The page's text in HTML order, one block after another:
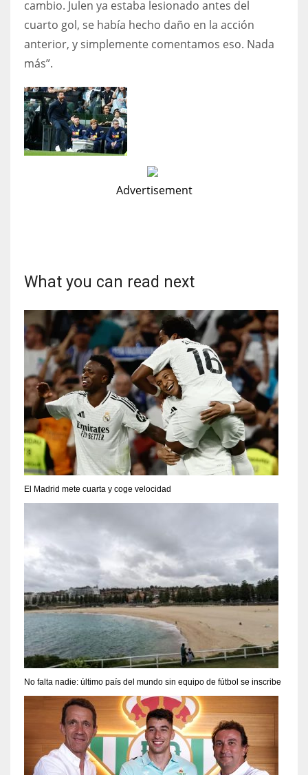
cambio. Julen ya estaba lesionado antes del
cuarto gol, se había hecho daño en la acción
anterior, y simplemente comentamos eso. Nada
más”.
Advertisement
What you can read next
El Madrid mete cuarta y coge velocidad
No falta nadie: último país del mundo sin equipo de fútbol se inscribe